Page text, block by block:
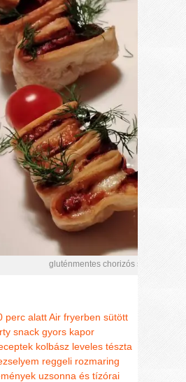
gluténmentes chorizós sajtos
perc alattAir fryerben sütött
snack gyors kapor
kolbász leveles tészta
reggeli rozmaring
uzsonna és tízórai